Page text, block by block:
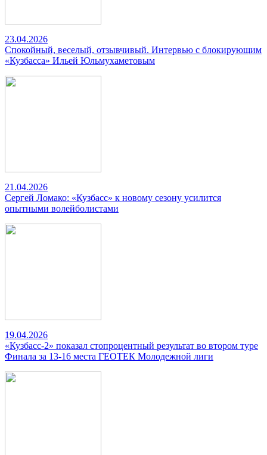
23.04.2026
Спокойный, веселый, отзывчивый. Интервью с блокирующим
«Кузбасса» Ильей Юльмухаметовым
21.04.2026
Сергей Ломако: «Кузбасс» к новому сезону усилится
опытными волейболистами
19.04.2026
«Кузбасс-2» показал стопроцентный результат во втором туре
Финала за 13-16 места ГЕОТЕК Молодежной лиги